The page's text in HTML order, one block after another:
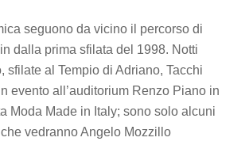
seguono da vicino il percorso di
dalla prima sfilata del 1998. Notti
sfilate al Tempio di Adriano, Tacchi
evento all’auditorium Renzo Piano in
Moda Made in Italy; sono solo alcuni
vedranno Angelo Mozzillo